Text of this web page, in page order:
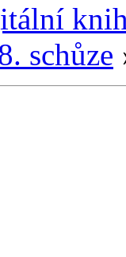
schůze